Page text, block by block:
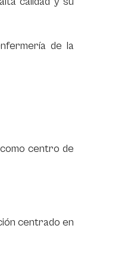
de la
centro de
centrado en